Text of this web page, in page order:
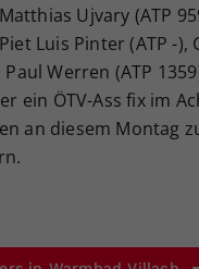
Ujvary (ATP
Luis Pinter (ATP -),
Werren (ATP
ein ÖTV-Ass fix im
an diesem Montag